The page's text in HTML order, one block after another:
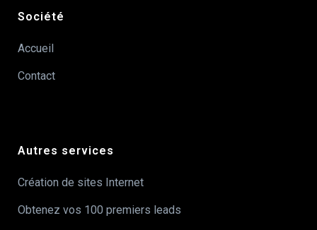
Société
Accueil
Contact
Autres services
Création de sites Internet
Obtenez vos 100 premiers leads